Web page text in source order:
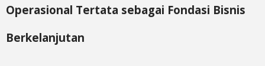
Operasional Tertata sebagai Fondasi Bisnis
Berkelanjutan